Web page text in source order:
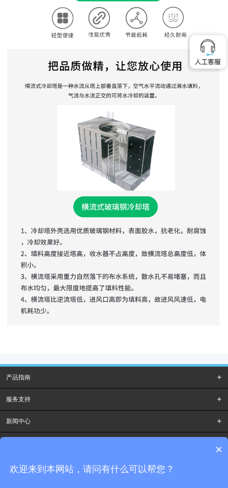
产品指南
服务支持
新闻中心
瑞冬在中国
×
欢迎来到本网站，请问有什么可以帮您？